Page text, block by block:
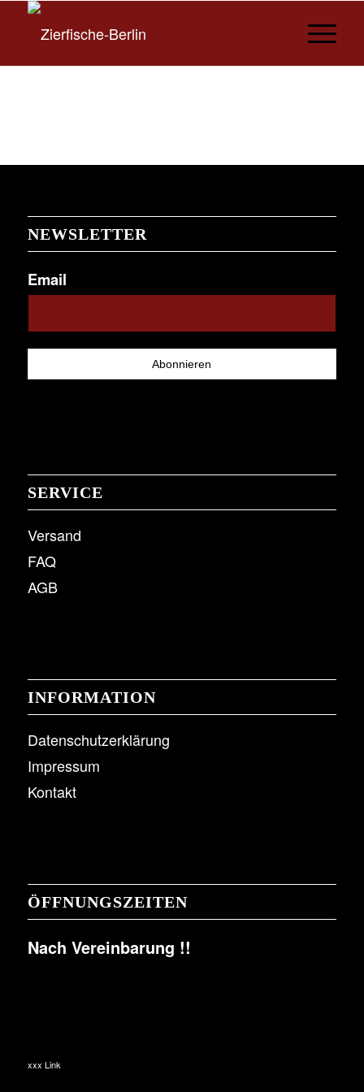
NEWSLETTER
Email
SERVICE
Versand
FAQ
AGB
INFORMATION
Datenschutzerklärung
Impressum
Kontakt
ÖFFNUNGSZEITEN
Nach Vereinbarung !!
xxx Link